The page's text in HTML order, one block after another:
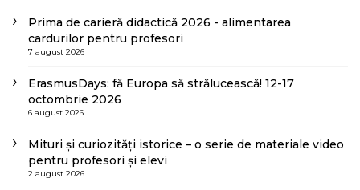
Prima de carieră didactică 2026 - alimentarea
cardurilor pentru profesori
7 august 2026
ErasmusDays: fă Europa să strălucească! 12-17
octombrie 2026
6 august 2026
Mituri și curiozități istorice – o serie de materiale video
pentru profesori și elevi
2 august 2026